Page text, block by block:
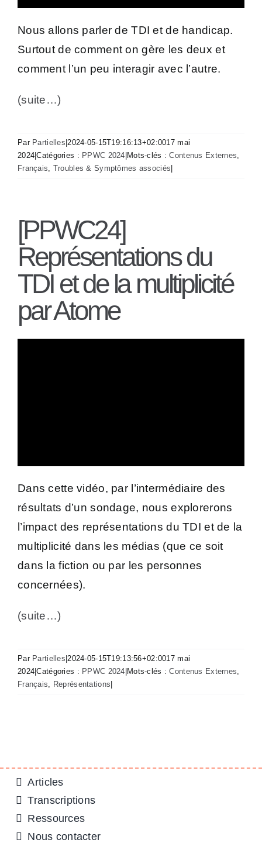
Nous allons parler de TDI et de handicap.
Surtout de comment on gère les deux et
comment l’un peu interagir avec l’autre.
(suite…)
Par Partielles |2024-05-15T19:16:13+02:0017 mai
2024 |Catégories : PPWC 2024 Mots-clés :Contenus Externes,
Français, Troubles & Symptômes associés
[PPWC24]
Représentations du
TDI et de la multiplicité
par Atome
Dans cette vidéo, par l’intermédiaire des
résultats d’un sondage, nous explorerons
l’impact des représentations du TDI et de la
multiplicité dans les médias (que ce soit
dans la fiction ou par les personnes
concernées).
(suite…)
Par Partielles |2024-05-15T19:13:56+02:0017 mai
2024 |Catégories : PPWC 2024 Mots-clés :Contenus Externes,
Français, Représentations
Articles
Transcriptions
Ressources
Nous contacter